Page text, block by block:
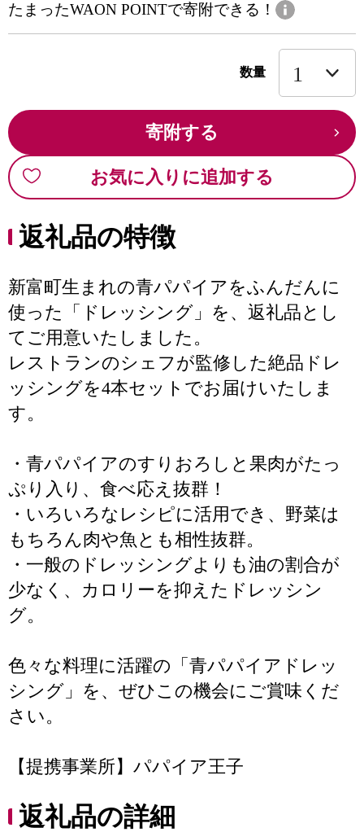
たまったWAON POINTで寄附できる！
数量
寄附する
お気に入りに追加する
返礼品の特徴
新富町生まれの青パパイアをふんだんに
使った「ドレッシング」を、返礼品とし
てご用意いたしました。
レストランのシェフが監修した絶品ドレ
ッシングを4本セットでお届けいたしま
す。
・青パパイアのすりおろしと果肉がたっ
ぷり入り、食べ応え抜群！
・いろいろなレシピに活用でき、野菜は
もちろん肉や魚とも相性抜群。
・一般のドレッシングよりも油の割合が
少なく、カロリーを抑えたドレッシン
グ。
色々な料理に活躍の「青パパイアドレッ
シング」を、ぜひこの機会にご賞味くだ
さい。
【提携事業所】パパイア王子
返礼品の詳細